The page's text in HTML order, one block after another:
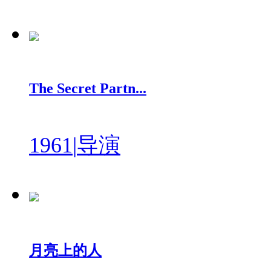
The Secret Partn...
1961|导演
月亮上的人